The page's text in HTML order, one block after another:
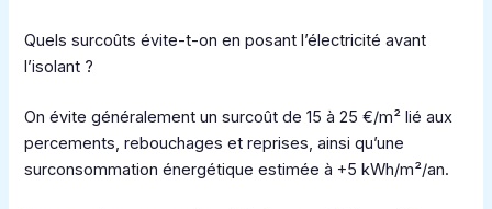
Quels surcoûts évite-t-on en posant l’électricité avant
l’isolant ?
On évite généralement un surcoût de 15 à 25 €/m² lié aux
percements, rebouchages et reprises, ainsi qu’une
surconsommation énergétique estimée à +5 kWh/m²/an.